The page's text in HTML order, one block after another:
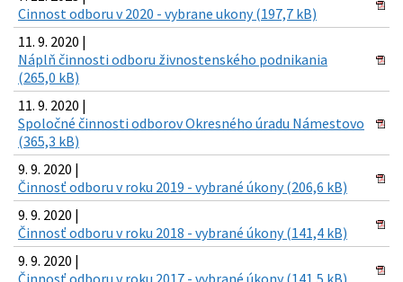
Cinnost odboru v 2020 - vybrane ukony (197,7 kB)
11. 9. 2020 |
Náplň činnosti odboru živnostenského podnikania
(265,0 kB)
11. 9. 2020 |
Spoločné činnosti odborov Okresného úradu Námestovo
(365,3 kB)
9. 9. 2020 |
Činnosť odboru v roku 2019 - vybrané úkony (206,6 kB)
9. 9. 2020 |
Činnosť odboru v roku 2018 - vybrané úkony (141,4 kB)
9. 9. 2020 |
Činnosť odboru v roku 2017 - vybrané úkony (141,5 kB)